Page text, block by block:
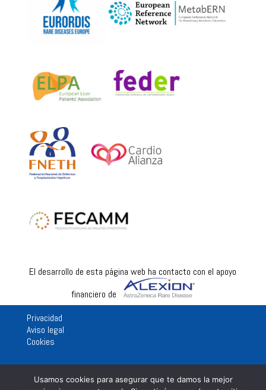
El desarrollo de esta página web ha contacto con el apoyo
financiero de
Privacidad
Aviso legal
Cookies
Usamos cookies para asegurar que te damos la mejor